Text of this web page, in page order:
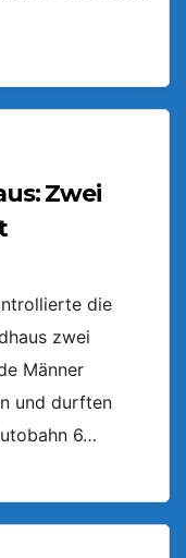
Zwei
die
zwei
Männer
und durften
6…